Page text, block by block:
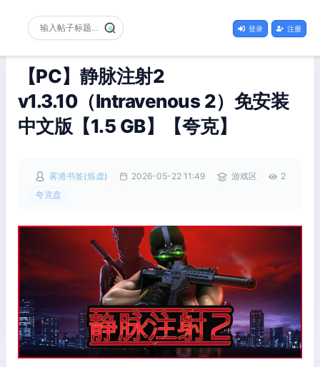
登录 注册
【PC】静脉注射2
v1.3.10（Intravenous 2）免安装
中文版【1.5 GB】【夸克】
雾港书签(炼虚) 2026-05-22 11:49 游戏区
2
夸克盘